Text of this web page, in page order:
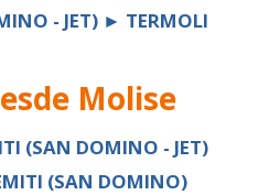
- JET) ► TERMOLI
Molise
(SAN DOMINO - JET)
(SAN DOMINO)